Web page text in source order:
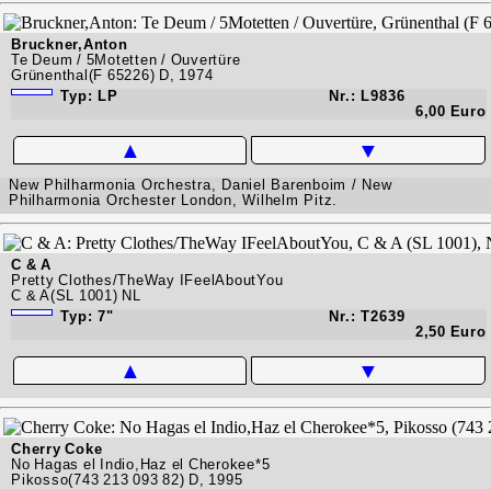
Bruckner,Anton
Te Deum / 5Motetten / Ouvertüre
Grünenthal(F 65226) D, 1974
Typ: LP
Nr.: L9836
6,00 Euro
▲ ▼
New Philharmonia Orchestra, Daniel Barenboim / New
Philharmonia Orchester London, Wilhelm Pitz.
C & A
Pretty Clothes/TheWay IFeelAboutYou
C & A(SL 1001) NL
Typ: 7"
Nr.: T2639
2,50 Euro
▲ ▼
Cherry Coke
No Hagas el Indio,Haz el Cherokee*5
Pikosso(743 213 093 82) D, 1995